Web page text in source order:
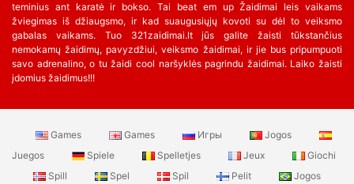
teminius ant karatė ir bokso. Tai beat em up Žaidimai leis vaikams
žviegimas iš džiaugsmo, ir kad suaugusiųjų kovoti su dėl to veiksmo
gabalas vaikams. Tuo 321zaidimai.lt jūs galite žaisti tūkstančius
nemokamų žaidimų, pavyzdžiui, veiksmo žaidimai, ir jie bus pripumpuoti
savo adrenalino, o tu žaidi cool naršyklės pagrindu žaidimai. Laiko žaisti
įdomius žaidimus!!!
Games Games Игры
Jogos
Juegos
Spiele Spelletjes Jeux
Giochi
Spill
Spel Spil Pelit
Jogos